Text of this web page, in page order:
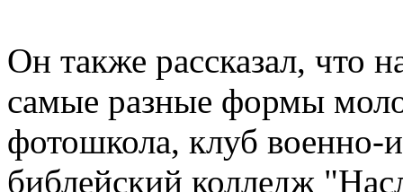
Он также рассказал, что
самые разные формы
фотошкола, клуб военно-
библейский колледж